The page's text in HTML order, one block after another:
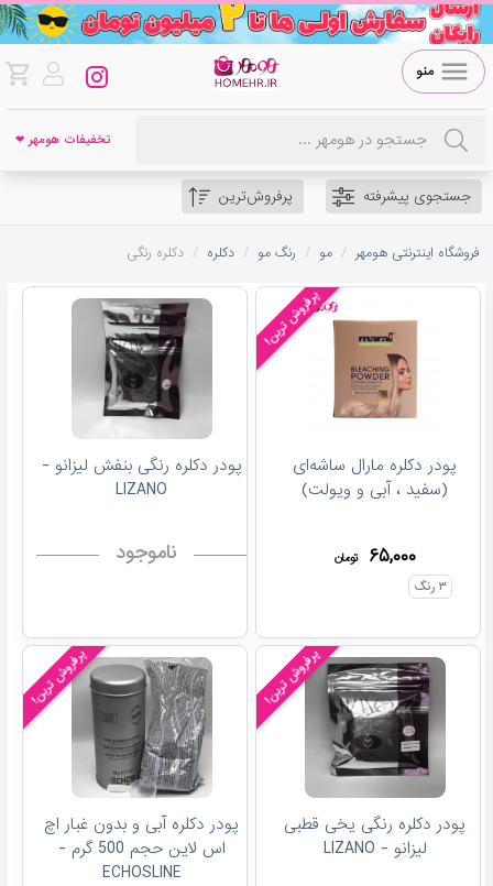
منو
تخفیفات هومهر ❤
جستجوی پیشرفته پرفروش‌ترین
فروشگاه اینترنتی هومهر / مو / رنگ مو / دکلره / دکلره رنگی
پرفروش ترین!
پودر دکلره مارال ساشه‌ای
(سفید ، آبی و ویولت)
۶۵,۰۰۰
تومان
۳ رنگ
پودر دکلره رنگی بنفش لیزانو -
LIZANO
ناموجود
پرفروش ترین!
پودر دکلره رنگی یخی قطبی
لیزانو - LIZANO
پرفروش ترین!
پودر دکلره آبی و بدون غبار اچ
اس لاین حجم 500 گرم -
ECHOSLINE